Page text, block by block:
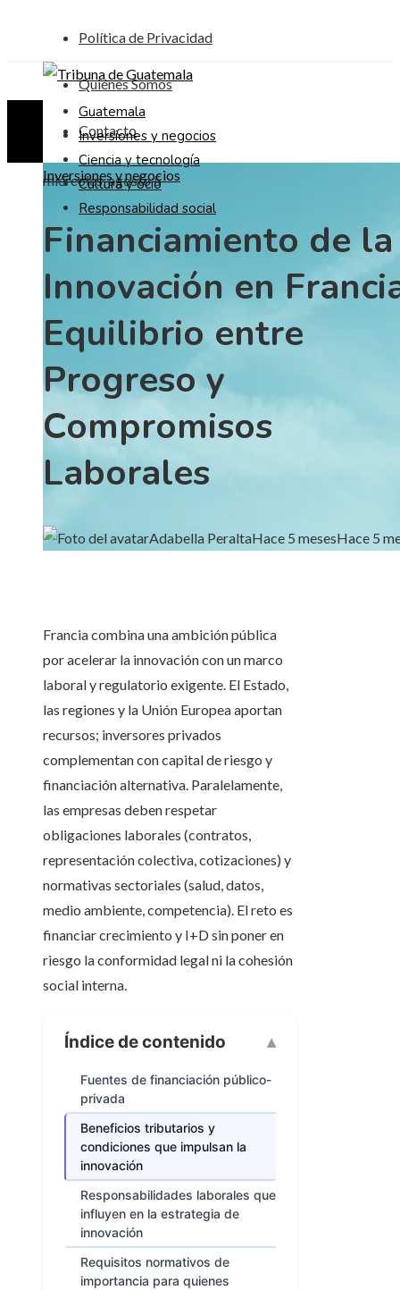
Política de Privacidad
Quiénes Somos
Contacto
miércoles, agosto 5
Guatemala
Inversiones y negocios
Ciencia y tecnología
Cultura y ocio
Responsabilidad social
Inversiones y negocios
Financiamiento de la
Innovación en
Equilibrio entre
Progreso y
Compromisos
Laborales
Adabella PeraltaHace 5 mesesHace 5
Francia combina una ambición pública
por acelerar la innovación con un marco
laboral y regulatorio exigente. El Estado,
las regiones y la Unión Europea aportan
recursos; inversores privados
complementan con capital de riesgo y
financiación alternativa. Paralelamente,
las empresas deben respetar
obligaciones laborales (contratos,
representación colectiva, cotizaciones) y
normativas sectoriales (salud, datos,
medio ambiente, competencia). El reto es
financiar crecimiento y I+D sin poner en
riesgo la conformidad legal ni la cohesión
social interna.
Índice de contenido
Fuentes de financiación público-
privada
Beneficios tributarios y
condiciones que impulsan la
innovación
Responsabilidades laborales que
influyen en la estrategia de
innovación
Requisitos normativos de
importancia para quienes